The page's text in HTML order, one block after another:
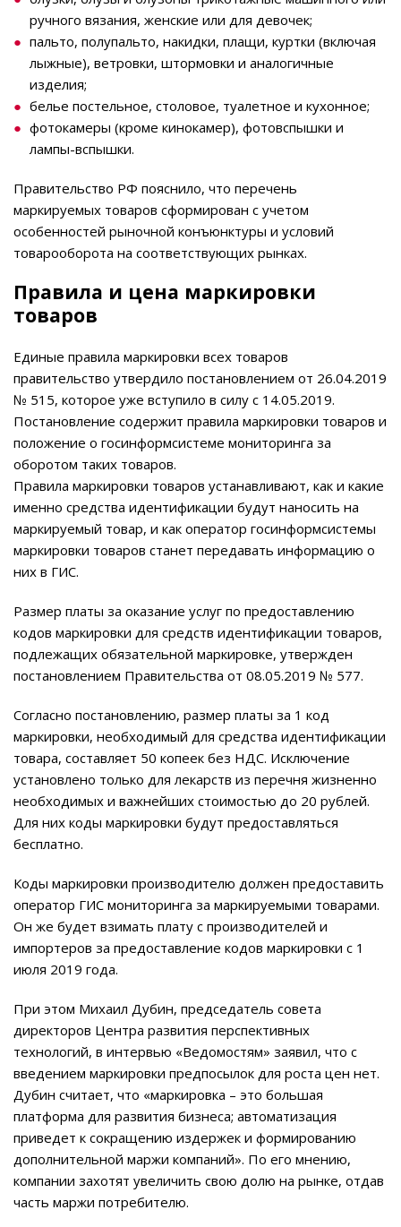
ручного вязания, женские или для девочек;
пальто, полупальто, накидки, плащи, куртки (включая
лыжные), ветровки, штормовки и аналогичные
изделия;
белье постельное, столовое, туалетное и кухонное;
фотокамеры (кроме кинокамер), фотовспышки и
лампы-вспышки.
Правительство РФ пояснило, что перечень
маркируемых товаров сформирован с учетом
особенностей рыночной конъюнктуры и условий
товарооборота на соответствующих рынках.
Правила и цена маркировки
товаров
Единые правила маркировки всех товаров
правительство утвердило постановлением от 26.04.2019
№ 515, которое уже вступило в силу с 14.05.2019.
Постановление содержит правила маркировки товаров и
положение о госинформсистеме мониторинга за
оборотом таких товаров.
Правила маркировки товаров устанавливают, как и какие
именно средства идентификации будут наносить на
маркируемый товар, и как оператор госинформсистемы
маркировки товаров станет передавать информацию о
них в ГИС.
Размер платы за оказание услуг по предоставлению
кодов маркировки для средств идентификации товаров,
подлежащих обязательной маркировке, утвержден
постановлением Правительства от 08.05.2019 № 577.
Согласно постановлению, размер платы за 1 код
маркировки, необходимый для средства идентификации
товара, составляет 50 копеек без НДС. Исключение
установлено только для лекарств из перечня жизненно
необходимых и важнейших стоимостью до 20 рублей.
Для них коды маркировки будут предоставляться
бесплатно.
Коды маркировки производителю должен предоставить
оператор ГИС мониторинга за маркируемыми товарами.
Он же будет взимать плату с производителей и
импортеров за предоставление кодов маркировки с 1
июля 2019 года.
При этом Михаил Дубин, председатель совета
директоров Центра развития перспективных
технологий, в интервью «Ведомостям» заявил, что с
введением маркировки предпосылок для роста цен нет.
Дубин считает, что «маркировка – это большая
платформа для развития бизнеса; автоматизация
приведет к сокращению издержек и формированию
дополнительной маржи компаний». По его мнению,
компании захотят увеличить свою долю на рынке, отдав
часть маржи потребителю.